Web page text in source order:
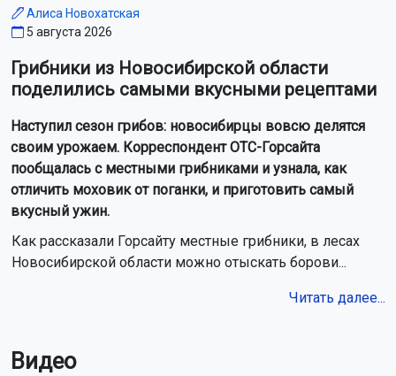
Алиса Новохатская
5 августа 2026
Грибники из Новосибирской области
поделились самыми вкусными рецептами
Наступил сезон грибов: новосибирцы вовсю делятся
своим урожаем. Корреспондент ОТС-Горсайта
пообщалась с местными грибниками и узнала, как
отличить моховик от поганки, и приготовить самый
вкусный ужин.
Как рассказали Горсайту местные грибники, в лесах
Новосибирской области можно отыскать борови...
Читать далее...
Видео